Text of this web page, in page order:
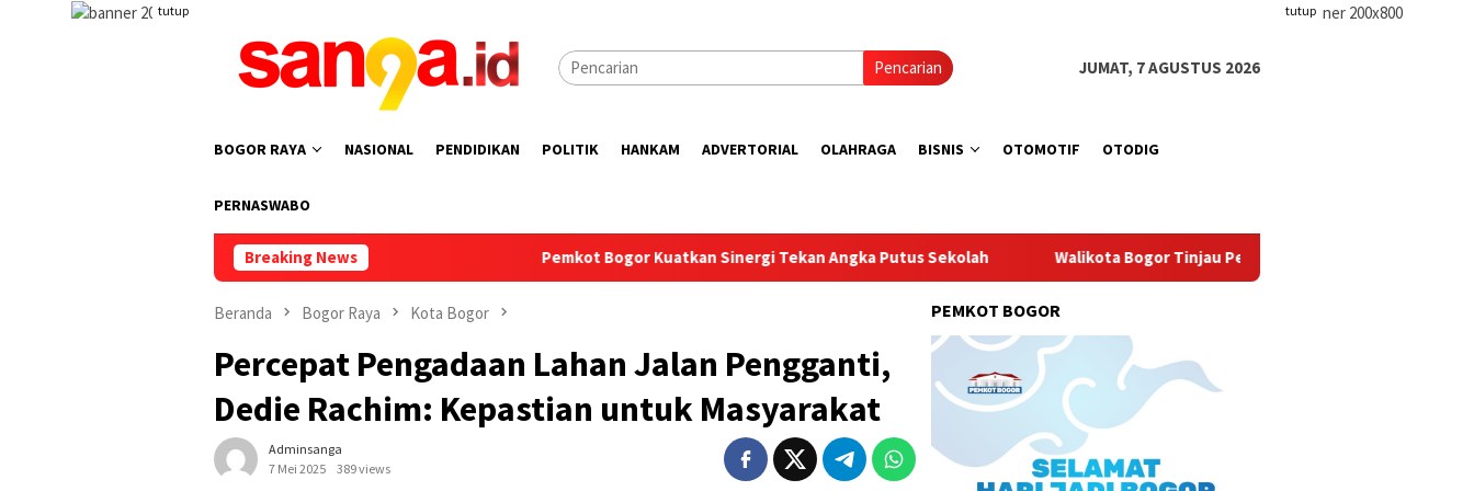
tutup tutup
Pencarian JUMAT, 7 AGUSTUS 2026
BOGOR RAYA NASIONAL PENDIDIKAN POLITIK HANKAM ADVERTORIAL OLAHRAGA BISNIS OTOMOTIF OTODIG
PERNASWABO
Breaking News Pemkot Bogor Kuatkan Sinergi Tekan Angka Putus Sekolah Walikota Bogor Tinjau Pembangunan Pasar Merdeka, Siap Tampung 450
Beranda Bogor Raya Kota Bogor
Percepat Pengadaan Lahan Jalan Pengganti,
Dedie Rachim: Kepastian untuk Masyarakat
Adminsanga
7 Mei 2025
389 views
PEMKOT BOGOR